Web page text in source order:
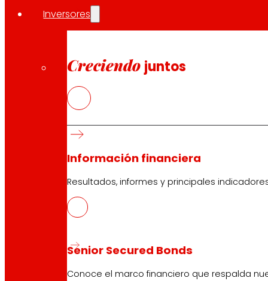
Inversores
Creciendo juntos
Información financiera
Resultados, informes y principales
Senior Secured Bonds
Conoce el marco financiero que respalda